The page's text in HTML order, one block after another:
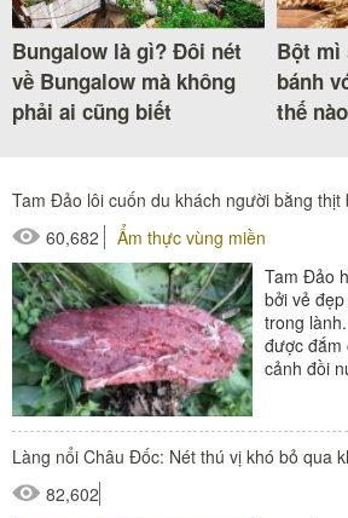
Bungalow là gì? Đôi nét
về Bungalow mà không
phải ai cũng biết
Bột mì
bánh
thế
Tam Đảo lôi cuốn du khách người bằng thịt
60,682
Ẩm thực vùng miền
Tam Đảo
bởi vẻ
trong
được đắm
cảnh đồi
Làng nổi Châu Đốc: Nét thú vị khó bỏ qua
82,602